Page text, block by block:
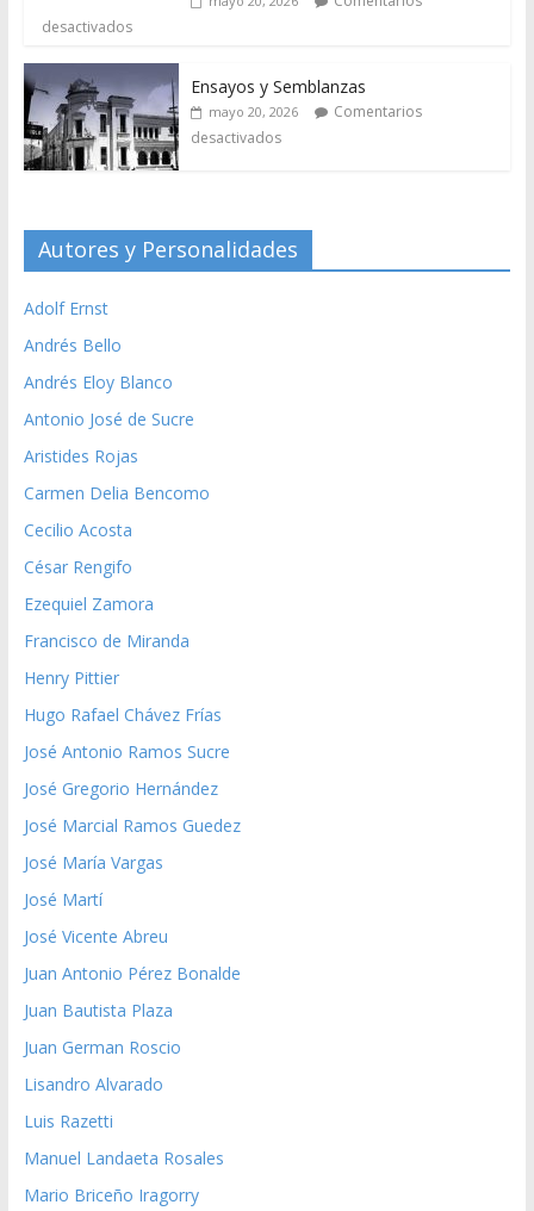
desactivados
Ensayos y Semblanzas
mayo 20, 2026
Comentarios
desactivados
Autores y Personalidades
Adolf Ernst
Andrés Bello
Andrés Eloy Blanco
Antonio José de Sucre
Aristides Rojas
Carmen Delia Bencomo
Cecilio Acosta
César Rengifo
Ezequiel Zamora
Francisco de Miranda
Henry Pittier
Hugo Rafael Chávez Frías
José Antonio Ramos Sucre
José Gregorio Hernández
José Marcial Ramos Guedez
José María Vargas
José Martí
José Vicente Abreu
Juan Antonio Pérez Bonalde
Juan Bautista Plaza
Juan German Roscio
Lisandro Alvarado
Luis Razetti
Manuel Landaeta Rosales
Mario Briceño Iragorry